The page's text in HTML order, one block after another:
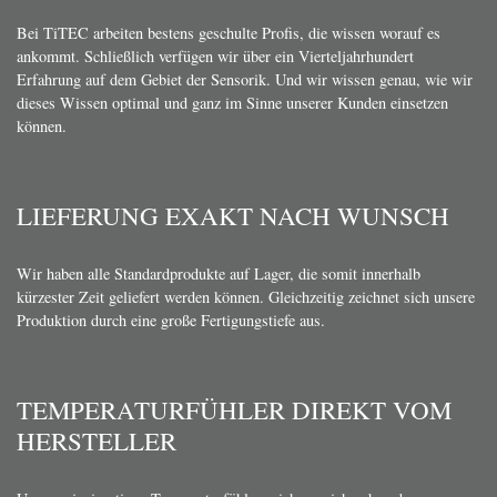
Bei TiTEC arbeiten bestens geschulte Profis, die wissen worauf es
ankommt. Schließlich verfügen wir über ein Vierteljahrhundert
Erfahrung auf dem Gebiet der Sensorik. Und wir wissen genau, wie wir
dieses Wissen optimal und ganz im Sinne unserer Kunden einsetzen
können.
LIEFERUNG EXAKT NACH WUNSCH
Wir haben alle Standardprodukte auf Lager, die somit innerhalb
kürzester Zeit geliefert werden können. Gleichzeitig zeichnet sich unsere
Produktion durch eine große Fertigungstiefe aus.
TEMPERATURFÜHLER DIREKT VOM
HERSTELLER